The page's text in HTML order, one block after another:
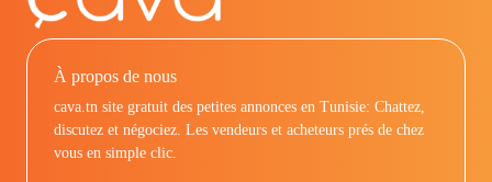
À propos de nous
cava.tn site gratuit des petites annonces en Tunisie: Chattez,
discutez et négociez. Les vendeurs et acheteurs prés de chez
vous en simple clic.